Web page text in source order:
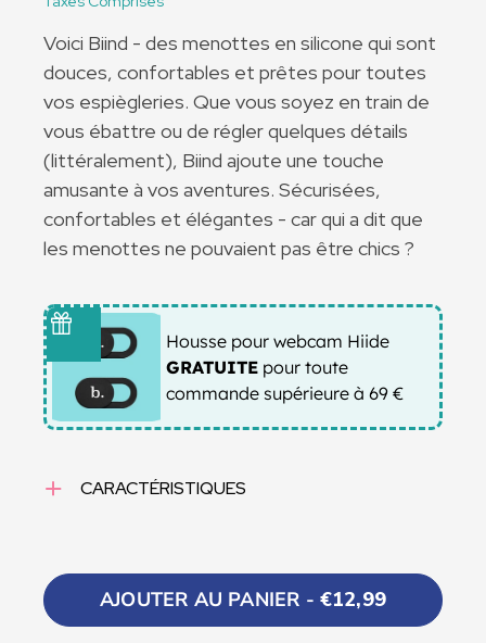
Voici Biind - des menottes en silicone qui sont
douces, confortables et prêtes pour toutes
vos espiègleries. Que vous soyez en train de
vous ébattre ou de régler quelques détails
(littéralement), Biind ajoute une touche
amusante à vos aventures. Sécurisées,
confortables et élégantes - car qui a dit que
les menottes ne pouvaient pas être chics ?
Housse pour webcam Hiide
GRATUITE pour toute
commande supérieure à 69 €
CARACTÉRISTIQUES
- Distance entre les menottes : 7 cm.
Matériau : 100% silicone sans danger pour le corps
AJOUTER AU PANIER - €12,99